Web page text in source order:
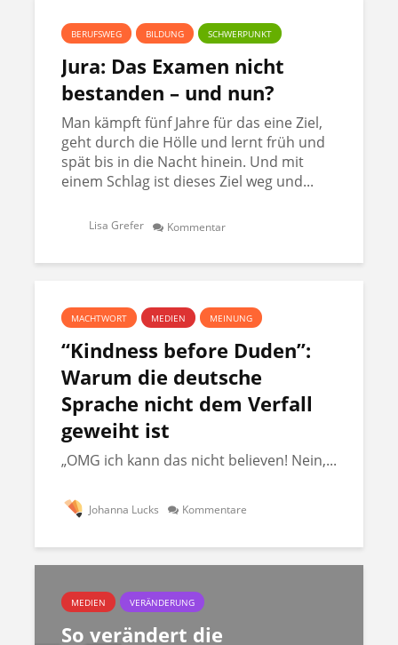
BERUFSWEG BILDUNG SCHWERPUNKT
Jura: Das Examen nicht
bestanden – und nun?
Man kämpft fünf Jahre für das eine Ziel,
geht durch die Hölle und lernt früh und
spät bis in die Nacht hinein. Und mit
einem Schlag ist dieses Ziel weg und...
Lisa Grefer Kommentar
MACHTWORT MEDIEN MEINUNG
“Kindness before Duden”:
Warum die deutsche
Sprache nicht dem Verfall
geweiht ist
„OMG ich kann das nicht believen! Nein,...
Johanna Lucks Kommentare
MEDIEN VERÄNDERUNG
So verändert die